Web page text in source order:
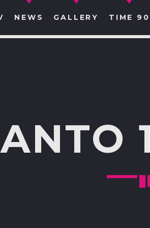
NEWS GALLERY TIME 90